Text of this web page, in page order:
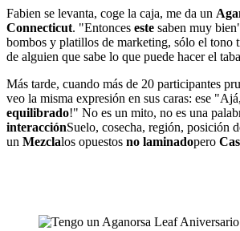
Fabien se levanta, coge la caja, me da un
Connecticut. "Entonces este saben muy
bombos y platillos de marketing, sólo el tono
de alguien que sabe lo que puede hacer el
Más tarde, cuando más de 20 participantes
veo la misma expresión en sus caras: ese "Ajá,
equilibrado!" No es un mito, no es una
interacciónSuelo, cosecha, región, posición
un Mezclalos opuestos no laminadopero